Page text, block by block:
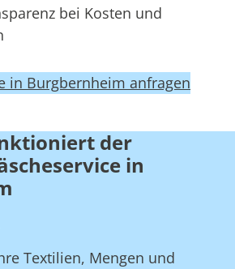
bei Kosten und
in Burgbernheim anfragen
der
in
Textilien, Mengen und